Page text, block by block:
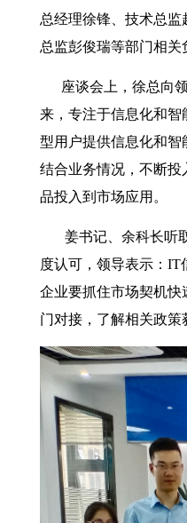
总经理徐锋、技术总
总监彭俊瑞等部门相关
座谈会上，徐总向领
来，专注于信息化和智
型用户提供信息化和
结合业务情况，不断
品投入到市场应用。
姜书记、余科长听
度认可，领导表示：IT
企业要抓住市场契机快
门对接，了解相关政策